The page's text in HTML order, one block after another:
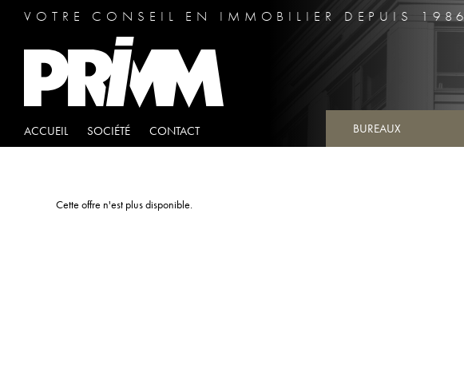
VOTRE CONSEIL EN IMMOBILIER DEPUIS 1986
ACCUEIL SOCIÉTÉ CONTACT
Cette offre n'est plus disponible.